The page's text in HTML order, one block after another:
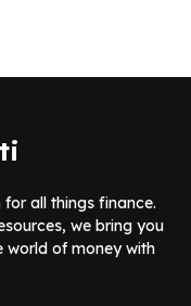
all things finance.
we bring you
world of money with